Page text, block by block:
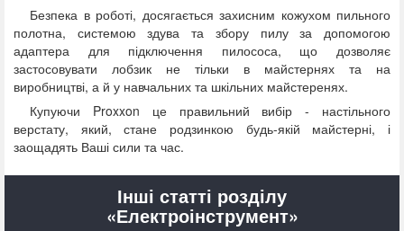
Безпека в роботі, досягається захисним кожухом пильного
полотна, системою здува та збору пилу за допомогою
адаптера для підключення пилососа, що дозволяє
застосовувати лобзик не тільки в майстернях та на
виробництві, а й у навчальних та шкільних майстеренях.
Купуючи Proxxon це правильний вибір - настільного
верстату, який, стане родзинкою будь-якій майстерні, і
заощадять Ваші сили та час.
Інші статті розділу
«Електроінструмент»